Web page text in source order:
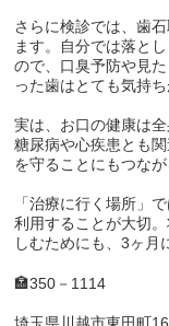
さらに検診では、歯
ます。自分では落と
ので、口臭予防や見
った歯はとても気持ち
実は、お口の健康は
糖尿病や心疾患とも
を守ることにもつなが
「治療に行く場所」
利用することが大切
しむためにも、3ヶ月
🏣350 － 1114